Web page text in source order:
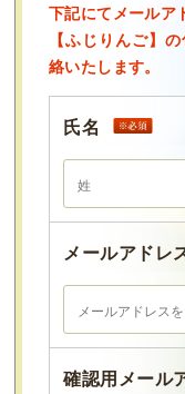
下記にてメールア
【ふじりんご】
絡いたします。
氏名
メールアドレ
確認用メール